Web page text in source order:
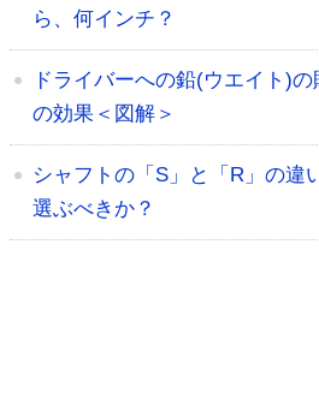
ら、何インチ？
ドライバーへの鉛(ウエイト)
の効果＜図解＞
シャフトの「S」と「R」の違
選ぶべきか？